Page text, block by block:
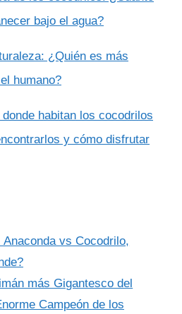
bajo el agua?
¿Quién es más
humano?
habitan los cocodrilos
y cómo disfrutar
Anaconda vs Cocodrilo,
más Gigantesco del
Campeón de los